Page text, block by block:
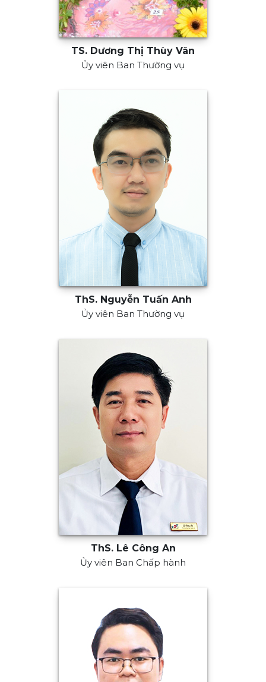
TS. Dương Thị Thùy Vân
Ủy viên Ban Thường vụ
ThS. Nguyễn Tuấn Anh
Ủy viên Ban Thường vụ
ThS. Lê Công An
Ủy viên Ban Chấp hành